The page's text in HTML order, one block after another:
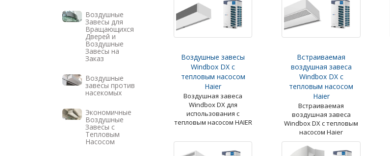
Воздушные
Завесы для
Вращающихся
Дверей и
Воздушные
Завесы на
Заказ
Воздушные
завесы против
насекомых
Экономичные
Воздушные
Завесы с
Тепловым
Насосом
Воздушные завесы
Windbox DX с
тепловым насосом
Haier
Воздушная завеса
Windbox DX для
использования с
тепловым насосом HAIER
Встраиваемая
воздушная завеса
Windbox DX с
тепловым насосом
Haier
Встраиваемая
воздушная завеса
Windbox DX с тепловым
насосом Haier